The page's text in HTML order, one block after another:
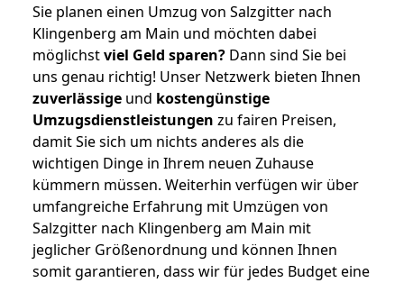
Sie planen einen Umzug von Salzgitter nach
Klingenberg am Main und möchten dabei
möglichstviel Geld sparen? Dann sind Sie bei
uns genau richtig! Unser Netzwerk bieten Ihnen
zuverlässige und kostengünstige
Umzugsdienstleistungen zu fairen Preisen,
damit Sie sich um nichts anderes als die
wichtigen Dinge in Ihrem neuen Zuhause
kümmern müssen. Weiterhin verfügen wir über
umfangreiche Erfahrung mit Umzügen von
Salzgitter nach Klingenberg am Main mit
jeglicher Größenordnung und können Ihnen
somit garantieren, dass wir für jedes Budget eine